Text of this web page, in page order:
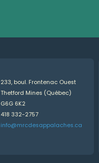
233, boul. Frontenac Ouest
Thetford Mines (Québec)
G6G 6K2
418 332-2757
info@mrcdesappalaches.ca